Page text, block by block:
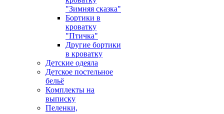
"Зимняя сказка"
Бортики в
кроватку
"Птичка"
Другие бортики
в кроватку
Детские одеяла
Детское постельное
бельё
Комплекты на
выписку
Пеленки,